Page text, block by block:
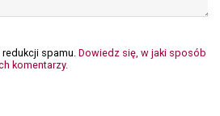
spamu. Dowiedz się, w jaki sposób
komentarzy.